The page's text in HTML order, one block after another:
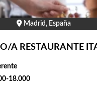
Madrid, España
A RESTAURANTE
18.000